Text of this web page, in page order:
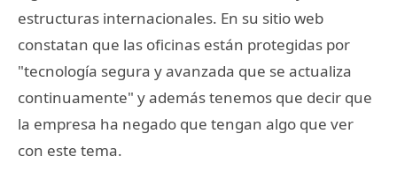
estructuras internacionales. En su sitio web
constatan que las oficinas están protegidas por
"tecnología segura y avanzada que se actualiza
continuamente" y además tenemos que decir que
la empresa ha negado que tengan algo que ver
con este tema.